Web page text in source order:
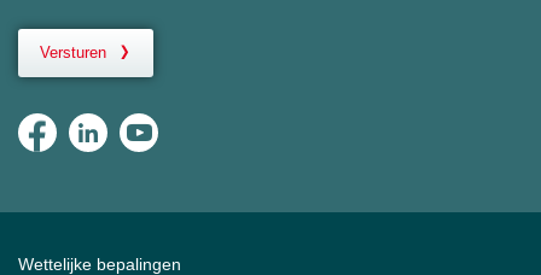
Versturen
Wettelijke bepalingen